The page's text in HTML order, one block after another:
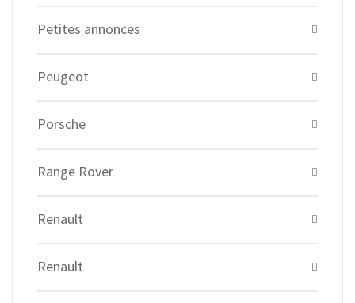
Petites annonces
Peugeot
Porsche
Range Rover
Renault
Renault